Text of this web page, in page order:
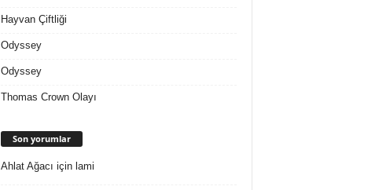
Hayvan Çiftliği
Odyssey
Odyssey
Thomas Crown Olayı
Son yorumlar
Ahlat Ağacı için lami